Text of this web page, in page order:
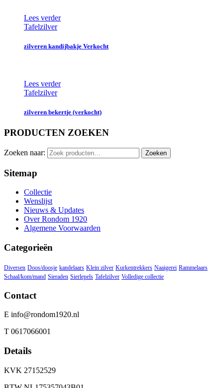
Lees verder
Tafelzilver
zilveren kandijbakje Verkocht
Lees verder
Tafelzilver
zilveren bekertje (verkocht)
PRODUCTEN ZOEKEN
Zoeken naar: Zoeken
Sitemap
Collectie
Wenslijst
Nieuws & Updates
Over Rondom 1920
Algemene Voorwaarden
Categorieën
Diversen Doos/doosje kandelaars Klein zilver Kurkentrekkers Naaigerei Rammelaars
Schaal/kom/mand Sieraden Sierlepels Tafelzilver Volledige collectie
Contact
E info@rondom1920.nl
T 0617066001
Details
KVK 27152529